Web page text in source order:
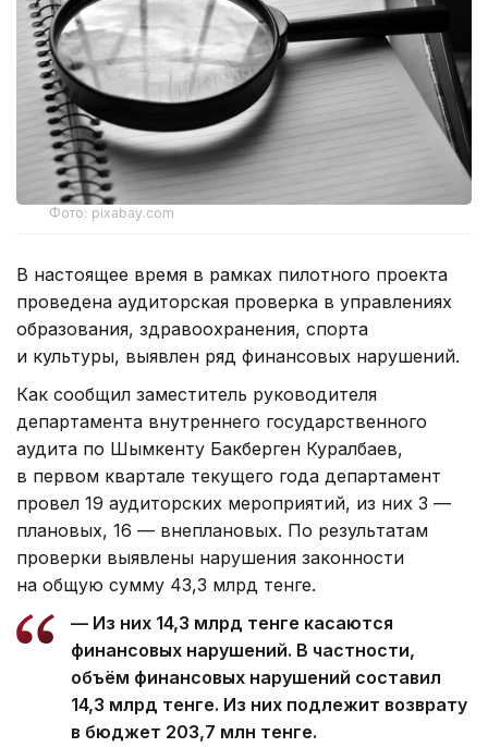
Фото: pixabay.com
В настоящее время в рамках пилотного проекта
проведена аудиторская проверка в управлениях
образования, здравоохранения, спорта
и культуры, выявлен ряд финансовых нарушений.
Как сообщил заместитель руководителя
департамента внутреннего государственного
аудита по Шымкенту Бакберген Куралбаев,
в первом квартале текущего года департамент
провел 19 аудиторских мероприятий, из них 3 —
плановых, 16 — внеплановых. По результатам
проверки выявлены нарушения законности
на общую сумму 43,3 млрд тенге.
— Из них 14,3 млрд тенге касаются
финансовых нарушений. В частности,
объём финансовых нарушений составил
14,3 млрд тенге. Из них подлежит возврату
в бюджет 203,7 млн тенге.